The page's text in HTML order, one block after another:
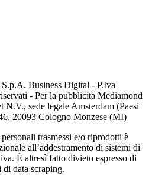
Business Digital - P.Iva
- Per la pubblicità Mediamond
sede legale Amsterdam (Paesi
20093 Cologno Monzese (MI)
trasmessi e/o riprodotti è
all’addestramento di sistemi di
È altresì fatto divieto espresso di
data scraping.